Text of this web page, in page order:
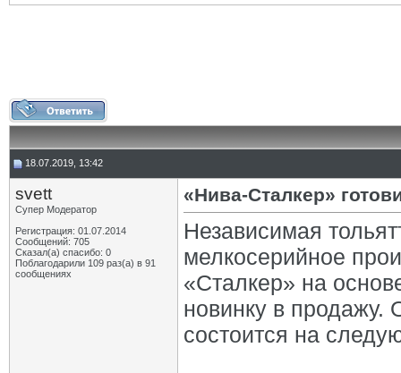
18.07.2019, 13:42
svett
Супер Модератор
Регистрация: 01.07.2014
Сообщений: 705
Сказал(а) спасибо: 0
Поблагодарили 109 раз(а) в 91
сообщениях
«Нива-Сталкер»
Независимая
мелкосерийное
«Сталкер» на
новинку в продажу.
состоится на